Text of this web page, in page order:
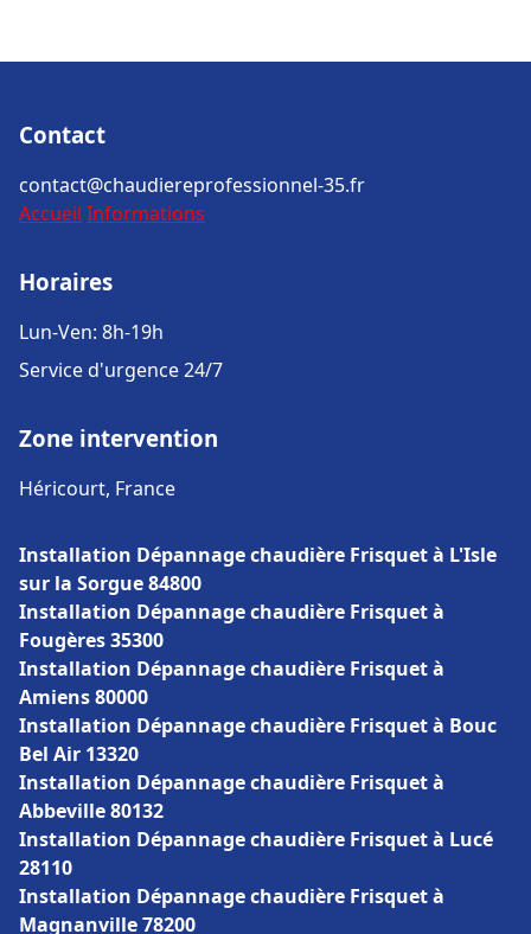
Contact
contact@chaudiereprofessionnel-35.fr
Accueil Informations
Horaires
Lun-Ven: 8h-19h
Service d'urgence 24/7
Zone intervention
Héricourt, France
Installation Dépannage chaudière Frisquet à L'Isle
sur la Sorgue 84800
Installation Dépannage chaudière Frisquet à
Fougères 35300
Installation Dépannage chaudière Frisquet à
Amiens 80000
Installation Dépannage chaudière Frisquet à Bouc
Bel Air 13320
Installation Dépannage chaudière Frisquet à
Abbeville 80132
Installation Dépannage chaudière Frisquet à Lucé
28110
Installation Dépannage chaudière Frisquet à
Magnanville 78200